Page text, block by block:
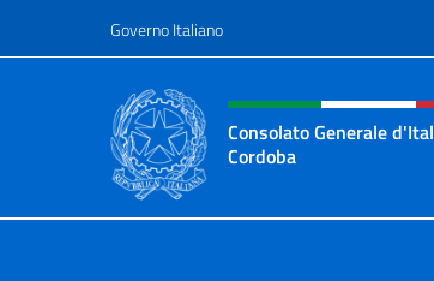
Governo Italiano
Intestazione sito,
Consolato Generale
Cordoba